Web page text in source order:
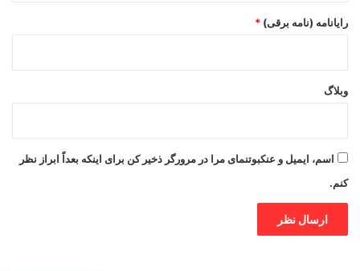
رایانامه (نامه برقی) *
وبلاگ
اسم، ایمیل و عنکبوتنمای مرا در مرورگر ذخیر کن برای اینکه بعداً ابراز نظر
کنم.